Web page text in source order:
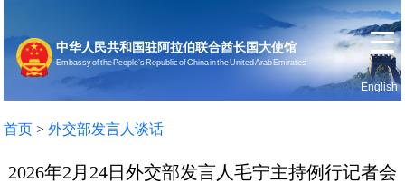
中华人民共和国驻阿拉伯联合酋长国大使馆
Embassy of the People’s Republic of China in the United Arab Emirates
English
首页 >外交部发言人谈话
2026年2月24日外交部发言人毛宁主持例行记者会